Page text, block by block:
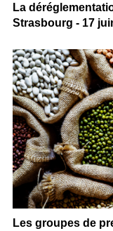
La
Strasbourg - 17
Les groupes de